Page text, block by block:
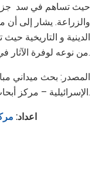
حيث تساهم في سد
والزراعة. يشار إلى أن
الدينية و التاريخية
من نوعه لوفرة الآثار في تلك المنطقة.
الإسرائيلية – مركز أبحاث الأراضي.
اعداد: